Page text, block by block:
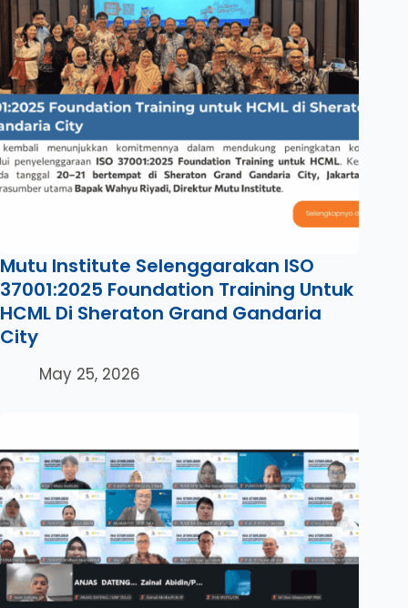
Mutu Institute Selenggarakan ISO
37001:2025 Foundation Training Untuk
HCML Di Sheraton Grand Gandaria
City
May 25, 2026